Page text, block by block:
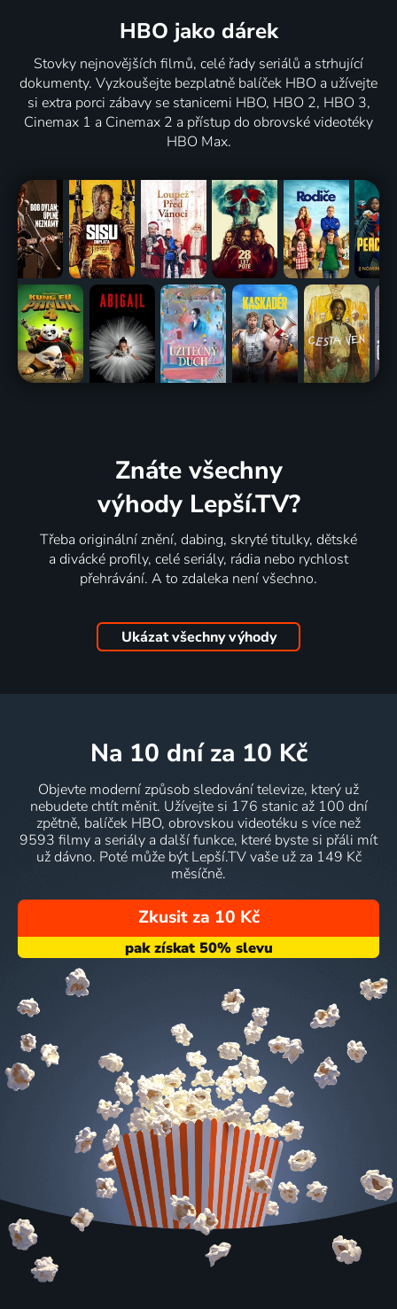
HBO jako dárek
Stovky nejnovějších filmů, celé řady seriálů a strhující
dokumenty. Vyzkoušejte bezplatně balíček HBO a užívejte
si extra porci zábavy se stanicemi HBO, HBO 2, HBO 3,
Cinemax 1 a Cinemax 2 a přístup do obrovské videotéky
HBO Max.
Znáte všechny
výhody Lepší.TV?
Třeba originální znění, dabing, skryté titulky, dětské
a divácké profily, celé seriály, rádia nebo rychlost
přehrávání. A to zdaleka není všechno.
Ukázat všechny výhody
na 10 dní za 10 Kč
Objevte moderní způsob sledování televize, který už
nebudete chtít měnit. Užívejte si 176 stanic až 100 dní
zpětně, balíček HBO, obrovskou videotéku s více než
9593 filmy a seriály a další funkce, které byste si přáli mít
už dávno. Poté může být Lepší.TV vaše už za 149 Kč
měsíčně.
Zkusit za 10 Kč